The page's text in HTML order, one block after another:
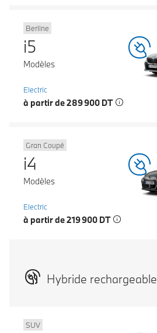
Berline
i5
Modèles
Electric
à partir de 289 900 DT
Gran Coupé
i4
Modèles
Electric
à partir de 219 900 DT
Hybride rechargeable
SUV